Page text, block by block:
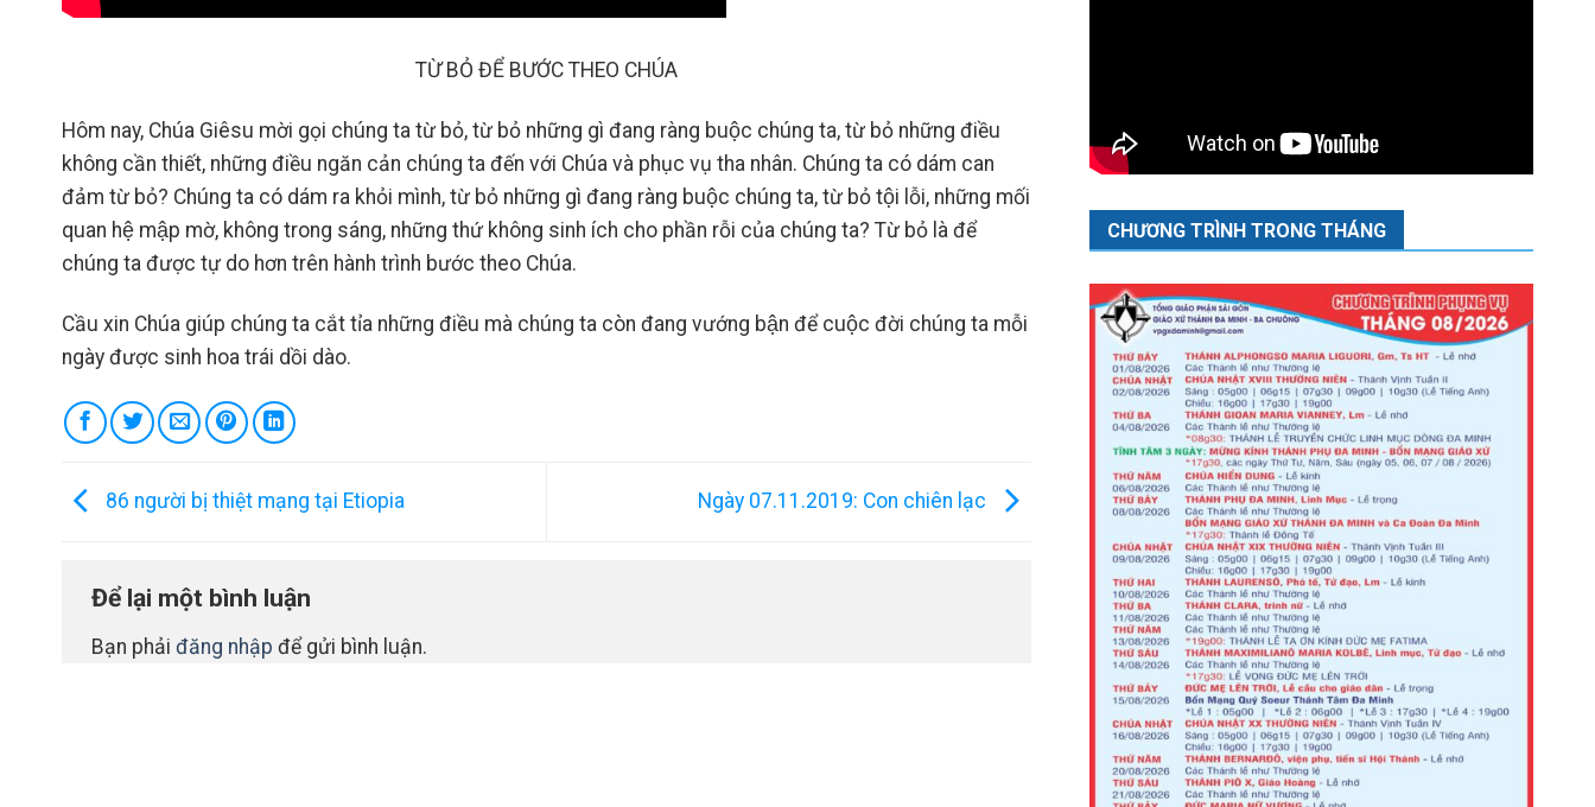
TỪ BỎ ĐỂ BƯỚC THEO CHÚA
Hôm nay, Chúa Giêsu mời gọi chúng ta từ bỏ, từ bỏ những gì đang ràng buộc chúng ta, từ bỏ những điều
không cần thiết, những điều ngăn cản chúng ta đến với Chúa và phục vụ tha nhân. Chúng ta có dám can
đảm từ bỏ? Chúng ta có dám ra khỏi mình, từ bỏ những gì đang ràng buộc chúng ta, từ bỏ tội lỗi, những mối
quan hệ mập mờ, không trong sáng, những thứ không sinh ích cho phần rỗi của chúng ta? Từ bỏ là để
chúng ta được tự do hơn trên hành trình bước theo Chúa.
Cầu xin Chúa giúp chúng ta cắt tỉa những điều mà chúng ta còn đang vướng bận để cuộc đời chúng ta mỗi
ngày được sinh hoa trái dồi dào.
86 người bị thiệt mạng tại Etiopia Ngày 07.11.2019: Con chiên lạc
Để lại một bình luận
Bạn phải đăng nhập để gửi bình luận.
CHƯƠNG TRÌNH TRONG THÁNG